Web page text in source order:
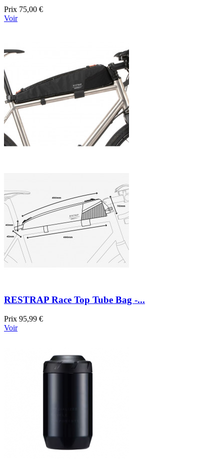
Prix 75,00 €
Voir
RESTRAP Race Top Tube Bag -...
Prix 95,99 €
Voir